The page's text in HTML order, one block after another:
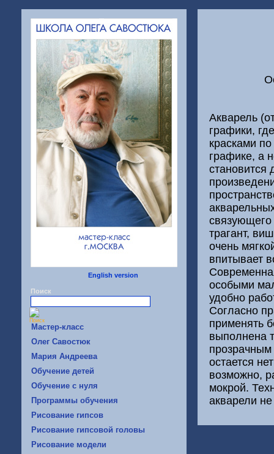
English version
Поиск
Mастер-класс
Oлег Савостюк
Мария Андреева
Обучение детей
Обучение с нуля
Программы обучения
Рисование гипсов
Рисование гипсовой головы
Рисование модели
Акварель
графики,
красками
графике, а
становится
связующего
трагант,
очень
впитывает
особыми
удобно
Согласно
применять
выполнена
прозрачным
остается
возможно,
мокрой.
акварели